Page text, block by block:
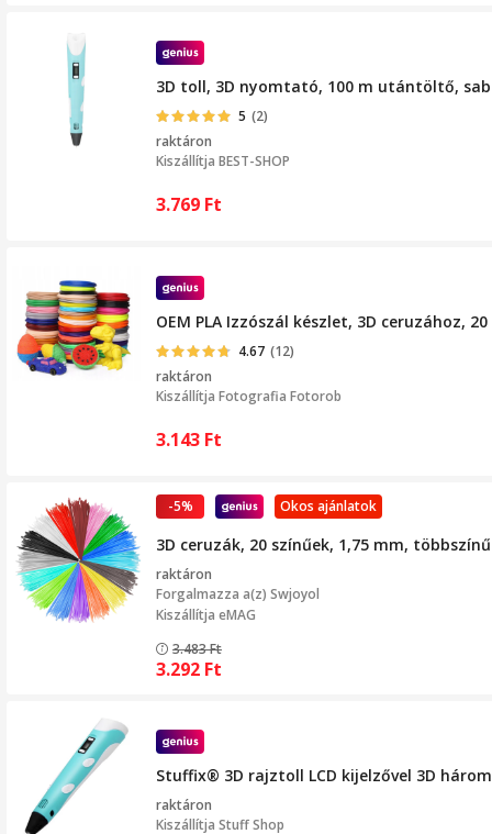
3D toll, 3D nyomtató, 100 m utántöltő,
5 (2)
raktáron
Kiszállítja BEST-SHOP
3.769 Ft
OEM PLA Izzószál készlet, 3D ceruzához,
4.67 (12)
raktáron
Kiszállítja Fotografia Fotorob
3.143 Ft
Okos ajánlatok
-5%
3D ceruzák, 20 színűek, 1,75 mm,
raktáron
Forgalmazza a(z) Swjoyol
Kiszállítja eMAG
3.483Ft
3.292 Ft
Stuffix® 3D rajztoll LCD kijelzővel 3D
raktáron
Kiszállítja Stuff Shop